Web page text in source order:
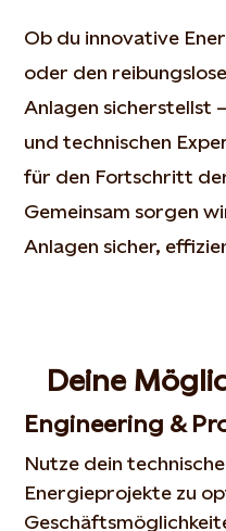
Ob du innovative
oder den
Anlagen sicherstellst
und technischen
für den Fortschritt
Gemeinsam sorgen
Anlagen sicher,
Deine
Engineering &
Nutze dein
Energieprojekte zu